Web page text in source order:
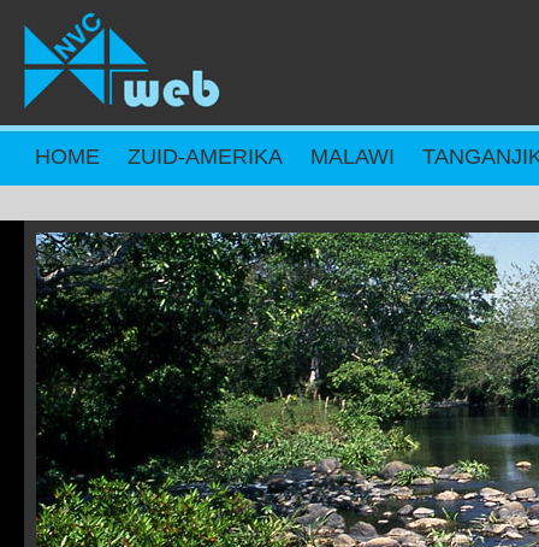
Overslaan en naar de inhoud gaan
HOME ZUID-AMERIKA MALAWI